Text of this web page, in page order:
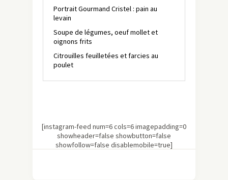
Portrait Gourmand Cristel : pain au
levain
Soupe de légumes, oeuf mollet et
oignons frits
Citrouilles feuilletées et farcies au
poulet
[instagram-feed num=6 cols=6 imagepadding=0
showheader=false showbutton=false
showfollow=false disablemobile=true]